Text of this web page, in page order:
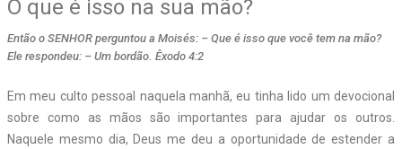
O que é isso na sua mão?
Então o SENHOR perguntou a Moisés: – Que é isso que você tem na mão?
Ele respondeu: – Um bordão. Êxodo 4:2
Em meu culto pessoal naquela manhã, eu tinha lido um devocional
sobre como as mãos são importantes para ajudar os outros.
Naquele mesmo dia, Deus me deu a oportunidade de estender a